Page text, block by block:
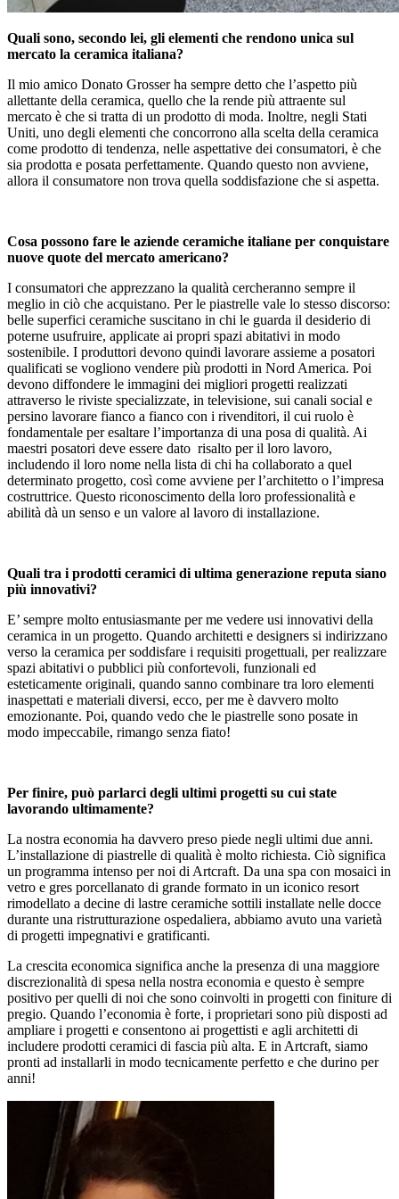
Quali sono, secondo lei, gli elementi che rendono unica sul
mercato la ceramica italiana?
Il mio amico Donato Grosser ha sempre detto che l’aspetto più
allettante della ceramica, quello che la rende più attraente sul
mercato è che si tratta di un prodotto di moda. Inoltre, negli Stati
Uniti, uno degli elementi che concorrono alla scelta della ceramica
come prodotto di tendenza, nelle aspettative dei consumatori, è che
sia prodotta e posata perfettamente. Quando questo non avviene,
allora il consumatore non trova quella soddisfazione che si aspetta.
Cosa possono fare le aziende ceramiche italiane per conquistare
nuove quote del mercato americano?
I consumatori che apprezzano la qualità cercheranno sempre il
meglio in ciò che acquistano. Per le piastrelle vale lo stesso discorso:
belle superfici ceramiche suscitano in chi le guarda il desiderio di
poterne usufruire, applicate ai propri spazi abitativi in modo
sostenibile. I produttori devono quindi lavorare assieme a posatori
qualificati se vogliono vendere più prodotti in Nord America. Poi
devono diffondere le immagini dei migliori progetti realizzati
attraverso le riviste specializzate, in televisione, sui canali social e
persino lavorare fianco a fianco con i rivenditori, il cui ruolo è
fondamentale per esaltare l’importanza di una posa di qualità. Ai
maestri posatori deve essere dato risalto per il loro lavoro,
includendo il loro nome nella lista di chi ha collaborato a quel
determinato progetto, così come avviene per l’architetto o l’impresa
costruttrice. Questo riconoscimento della loro professionalità e
abilità dà un senso e un valore al lavoro di installazione.
Quali tra i prodotti ceramici di ultima generazione reputa siano
più innovativi?
E’ sempre molto entusiasmante per me vedere usi innovativi della
ceramica in un progetto. Quando architetti e designers si indirizzano
verso la ceramica per soddisfare i requisiti progettuali, per realizzare
spazi abitativi o pubblici più confortevoli, funzionali ed
esteticamente originali, quando sanno combinare tra loro elementi
inaspettati e materiali diversi, ecco, per me è davvero molto
emozionante. Poi, quando vedo che le piastrelle sono posate in
modo impeccabile, rimango senza fiato!
Per finire, può parlarci degli ultimi progetti su cui state
lavorando ultimamente?
La nostra economia ha davvero preso piede negli ultimi due anni.
L’installazione di piastrelle di qualità è molto richiesta. Ciò significa
un programma intenso per noi di Artcraft. Da una spa con mosaici in
vetro e gres porcellanato di grande formato in un iconico resort
rimodellato a decine di lastre ceramiche sottili installate nelle docce
durante una ristrutturazione ospedaliera, abbiamo avuto una varietà
di progetti impegnativi e gratificanti.
La crescita economica significa anche la presenza di una maggiore
discrezionalità di spesa nella nostra economia e questo è sempre
positivo per quelli di noi che sono coinvolti in progetti con finiture di
pregio. Quando l’economia è forte, i proprietari sono più disposti ad
ampliare i progetti e consentono ai progettisti e agli architetti di
includere prodotti ceramici di fascia più alta. E in Artcraft, siamo
pronti ad installarli in modo tecnicamente perfetto e che durino per
anni!